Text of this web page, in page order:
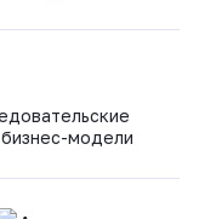
модели